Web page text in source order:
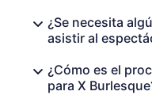
¿Se necesita
asistir al
¿Cómo es el
para X